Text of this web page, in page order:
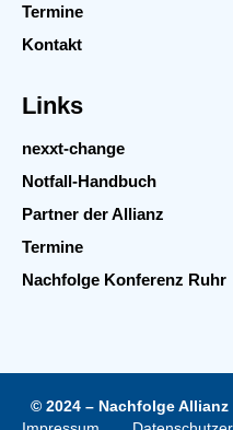
Termine
Kontakt
Links
nexxt-change
Notfall-Handbuch
Partner der Allianz
Termine
Nachfolge Konferenz Ruhr
© 2024 – Nachfolge